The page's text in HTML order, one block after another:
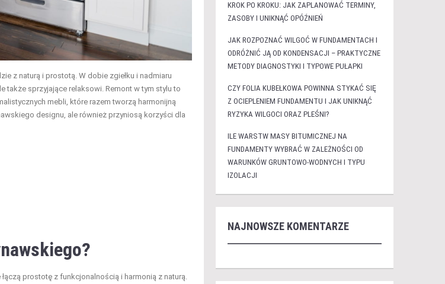
z naturą i prostotą. W dobie zgiełku i nadmiaru
także sprzyjające relaksowi. Remont w tym stylu to
mebli, które razem tworzą harmonijną
designu, ale również przyniosą korzyści dla
prostotę z funkcjonalnością i harmonią z naturą.
KROK PO KROKU: JAK ZAPLANOWAĆ TERMINY,
ZASOBY I UNIKNĄĆ OPÓŹNIEŃ
JAK ROZPOZNAĆ WILGOĆ W FUNDAMENTACH I
ODRÓŻNIĆ JĄ OD KONDENSACJI – PRAKTYCZNE
METODY DIAGNOSTYKI I TYPOWE PUŁAPKI
CZY FOLIA KUBEŁKOWA POWINNA STYKAĆ SIĘ
Z OCIEPLENIEM FUNDAMENTU I JAK UNIKNĄĆ
RYZYKA WILGOCI ORAZ PLEŚNI?
ILE WARSTW MASY BITUMICZNEJ NA
FUNDAMENTY WYBRAĆ W ZALEŻNOŚCI OD
WARUNKÓW GRUNTOWO-WODNYCH I TYPU
IZOLACJI
NAJNOWSZE KOMENTARZE